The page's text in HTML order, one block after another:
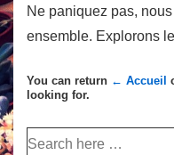
Ne paniquez pas,
ensemble. Explorons
You can return ← Accueil
looking for.
Recherche